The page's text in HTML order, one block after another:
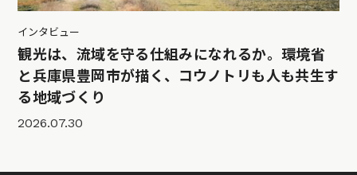
インタビュー
観光は、流域を守る仕組みになれるか。環境省
と兵庫県豊岡市が描く、コウノトリも人も共生す
る地域づくり
2026.07.30